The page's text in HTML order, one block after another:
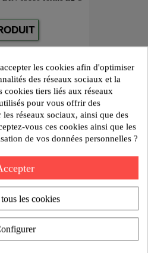
les cookies afin d'optimiser
des réseaux sociaux et la
tiers liés aux réseaux
pour vous offrir des
réseaux sociaux, ainsi que des
vous ces cookies ainsi que les
de vos données personnelles ?
les cookies